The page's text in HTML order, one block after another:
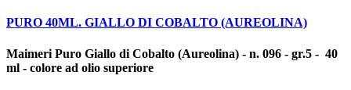
PURO 40ML. GIALLO DI COBALTO (AUREOLINA)
Maimeri Puro Giallo di Cobalto (Aureolina) - n. 096 - gr.5 - 40
ml - colore ad olio superiore